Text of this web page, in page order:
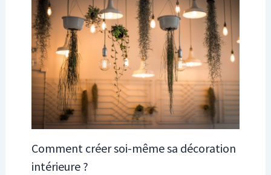
Comment créer soi-même sa décoration
intérieure ?